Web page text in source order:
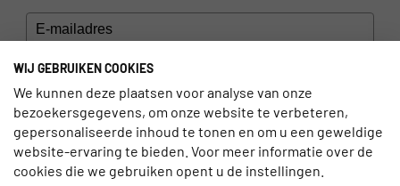
SCHRIJF JE IN >
WIJ GEBRUIKEN COOKIES
We kunnen deze plaatsen voor analyse van onze
bezoekersgegevens, om onze website te verbeteren,
gepersonaliseerde inhoud te tonen en om u een geweldige
website-ervaring te bieden. Voor meer informatie over de
cookies die we gebruiken opent u de instellingen.